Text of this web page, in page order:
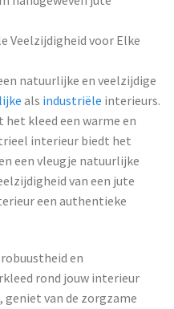
Veelzijdigheid voor Elke
natuurlijke en veelzijdige
als industriële interieurs.
kleed een warme en
interieur biedt het
een vleugje natuurlijke
van een jute
een authentieke
en
rond jouw interieur
geniet van de zorgzame